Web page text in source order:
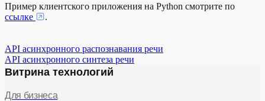
Пример клиентского приложения на Python смотрите по
ссылке
.
API асинхронного распознавания речи
API асинхронного синтеза речи
Витрина технологий
Для бизнеса